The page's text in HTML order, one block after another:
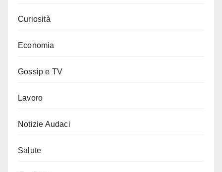
Curiosità
Economia
Gossip e TV
Lavoro
Notizie Audaci
Salute